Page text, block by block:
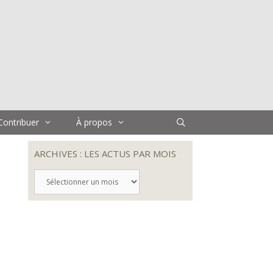
À propos
ARCHIVES : LES ACTUS PAR MOIS
LES